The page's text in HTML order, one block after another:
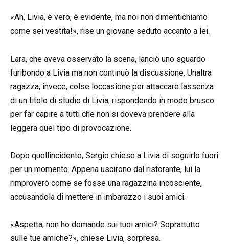
«Ah, Livia, è vero, è evidente, ma noi non dimentichiamo
come sei vestita!», rise un giovane seduto accanto a lei.
Lara, che aveva osservato la scena, lanciò uno sguardo
furibondo a Livia ma non continuò la discussione. Unaltra
ragazza, invece, colse loccasione per attaccare lassenza
di un titolo di studio di Livia, rispondendo in modo brusco
per far capire a tutti che non si doveva prendere alla
leggera quel tipo di provocazione.
Dopo quellincidente, Sergio chiese a Livia di seguirlo fuori
per un momento. Appena uscirono dal ristorante, lui la
rimproverò come se fosse una ragazzina incosciente,
accusandola di mettere in imbarazzo i suoi amici.
«Aspetta, non ho domande sui tuoi amici? Soprattutto
sulle tue amiche?», chiese Livia, sorpresa.